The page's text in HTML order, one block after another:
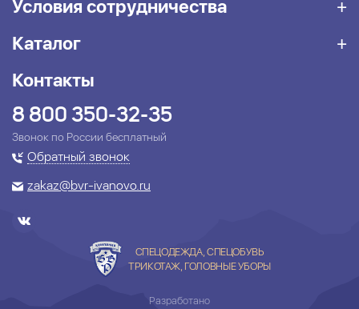
Условия сотрудничества
Каталог
Контакты
8 800 350-32-35
Звонок по России бесплатный
Обратный звонок
zakaz@bvr-ivanovo.ru
СПЕЦОДЕЖДА, СПЕЦОБУВЬ
ТРИКОТАЖ, ГОЛОВНЫЕ УБОРЫ
Разработано